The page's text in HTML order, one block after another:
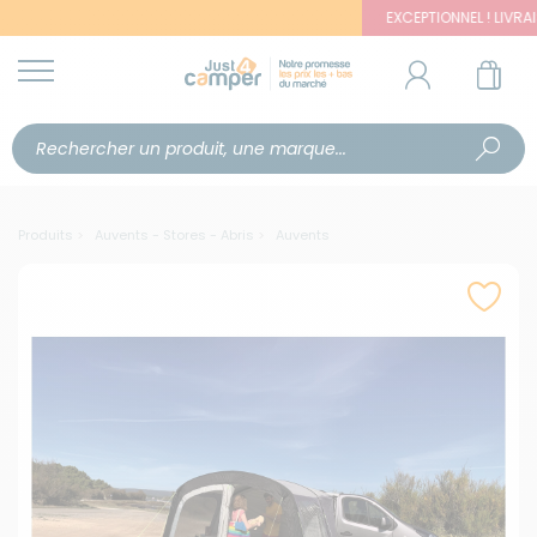
EXCEPTIONNEL ! LIVRAISON
Produits Auvents - Stores - Abris Auvents